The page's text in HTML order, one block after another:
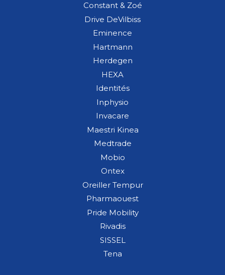
Constant & Zoé
Drive DeVilbiss
Eminence
Hartmann
Herdegen
HEXA
Identités
Inphysio
Invacare
Maestri Kinea
Medtrade
Mobio
Ontex
Oreiller Tempur
Pharmaouest
Pride Mobility
Rivadis
SISSEL
Tena